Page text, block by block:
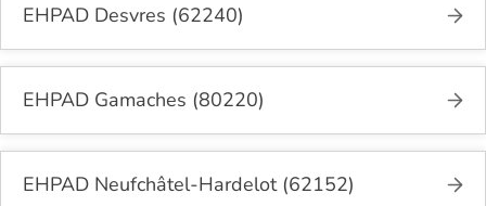
EHPAD Desvres (62240)
EHPAD Gamaches (80220)
EHPAD Neufchâtel-Hardelot (62152)